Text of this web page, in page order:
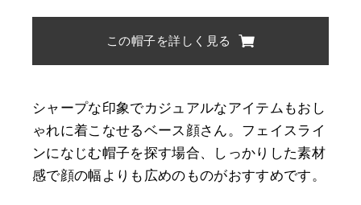
この帽子を詳しく見る
シャープな印象でカジュアルなアイテムもおし
ゃれに着こなせるベース顔さん。フェイスライ
ンになじむ帽子を探す場合、しっかりした素材
感で顔の幅よりも広めのものがおすすめです。